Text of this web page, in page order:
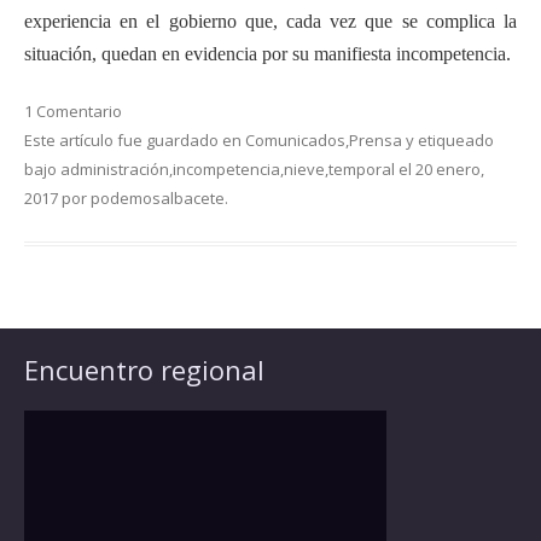
experiencia en el gobierno que, cada vez que se complica la
situación, quedan en evidencia por su manifiesta incompetencia.
1 Comentario
Este artículo fue guardado en Comunicados,Prensa y etiqueado
bajo administración,incompetencia,nieve,temporal el 20 enero,
2017 por podemosalbacete.
Encuentro regional